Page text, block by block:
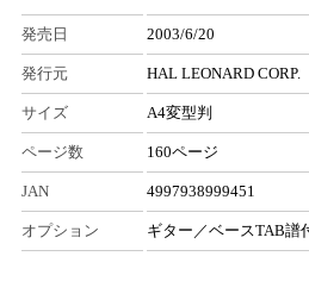
発売日 2003/6/20
発行元 HAL LEONARD CORP.
サイズ A4変型判
ページ数 160ページ
JAN 4997938999451
オプション ギター／ベースTAB譜